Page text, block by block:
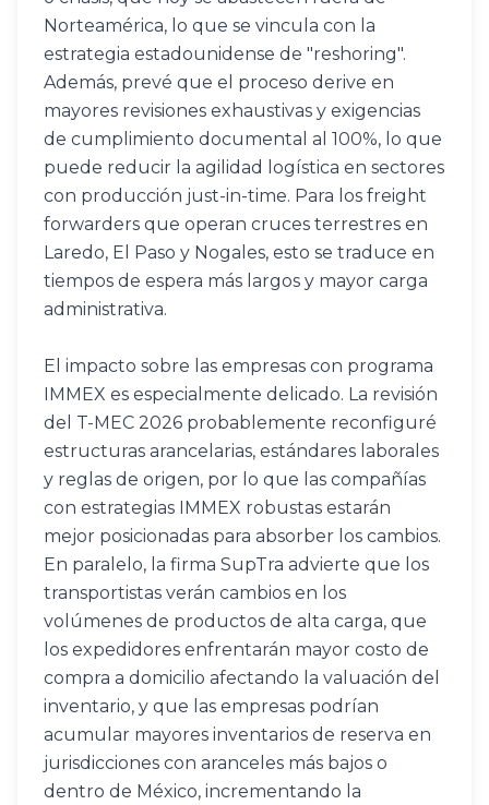
Norteamérica, lo que se vincula con la
estrategia estadounidense de "reshoring".
Además, prevé que el proceso derive en
mayores revisiones exhaustivas y exigencias
de cumplimiento documental al 100%, lo que
puede reducir la agilidad logística en sectores
con producción just-in-time. Para los freight
forwarders que operan cruces terrestres en
Laredo, El Paso y Nogales, esto se traduce en
tiempos de espera más largos y mayor carga
administrativa.
El impacto sobre las empresas con programa
IMMEX es especialmente delicado. La revisión
del T-MEC 2026 probablemente reconfiguré
estructuras arancelarias, estándares laborales
y reglas de origen, por lo que las compañías
con estrategias IMMEX robustas estarán
mejor posicionadas para absorber los cambios.
En paralelo, la firma SupTra advierte que los
transportistas verán cambios en los
volúmenes de productos de alta carga, que
los expedidores enfrentarán mayor costo de
compra a domicilio afectando la valuación del
inventario, y que las empresas podrían
acumular mayores inventarios de reserva en
jurisdicciones con aranceles más bajos o
dentro de México, incrementando la